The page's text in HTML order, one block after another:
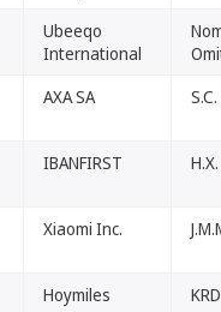
Ubeeqo
International
AXA SA S.C.
IBANFIRST H.X.
Xiaomi Inc.
Hoymiles